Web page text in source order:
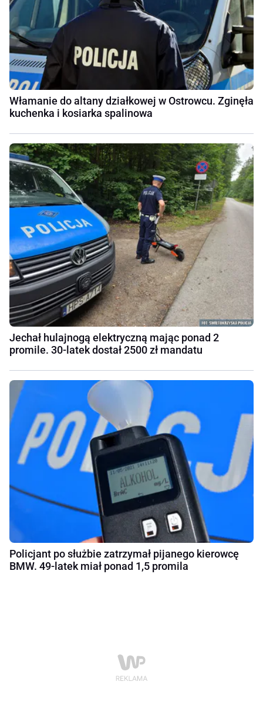
Włamanie do altany działkowej w Ostrowcu. Zginęła
kuchenka i kosiarka spalinowa
Jechał hulajnogą elektryczną mając ponad 2
promile. 30-latek dostał 2500 zł mandatu
Policjant po służbie zatrzymał pijanego kierowcę
BMW. 49-latek miał ponad 1,5 promila